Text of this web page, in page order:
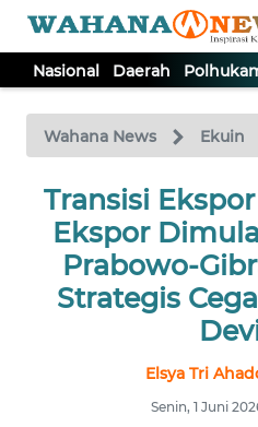
Nasional Daerah
Wahana News Ekuin
Transisi
Ekspor
Prabowo-
Strategis
Elsya Tri
Senin, 1 Juni
TV
Tutup
NASIONAL
DAERAH